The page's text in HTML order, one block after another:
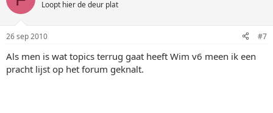
Loopt hier de deur plat
26 sep 2010 #7
Als men is wat topics terrug gaat heeft Wim v6 meen ik een
pracht lijst op het forum geknalt.